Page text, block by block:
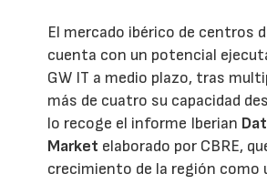
El mercado ibérico de centros
cuenta con un potencial
GW IT a medio plazo, tras
más de cuatro su capacidad
lo recoge el informe Iberian
Market elaborado por CBRE,
crecimiento de la región como